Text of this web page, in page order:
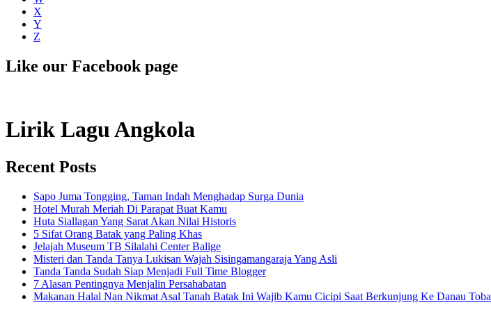
X
Y
Z
Like our Facebook page
Lirik Lagu Angkola
Recent Posts
Sapo Juma Tongging, Taman Indah Menghadap Surga Dunia
Hotel Murah Meriah Di Parapat Buat Kamu
Huta Siallagan Yang Sarat Akan Nilai Historis
5 Sifat Orang Batak yang Paling Khas
Jelajah Museum TB Silalahi Center Balige
Misteri dan Tanda Tanya Lukisan Wajah Sisingamangaraja Yang Asli
Tanda Tanda Sudah Siap Menjadi Full Time Blogger
7 Alasan Pentingnya Menjalin Persahabatan
Makanan Halal Nan Nikmat Asal Tanah Batak Ini Wajib Kamu Cicipi Saat Berkunjung Ke Danau Toba